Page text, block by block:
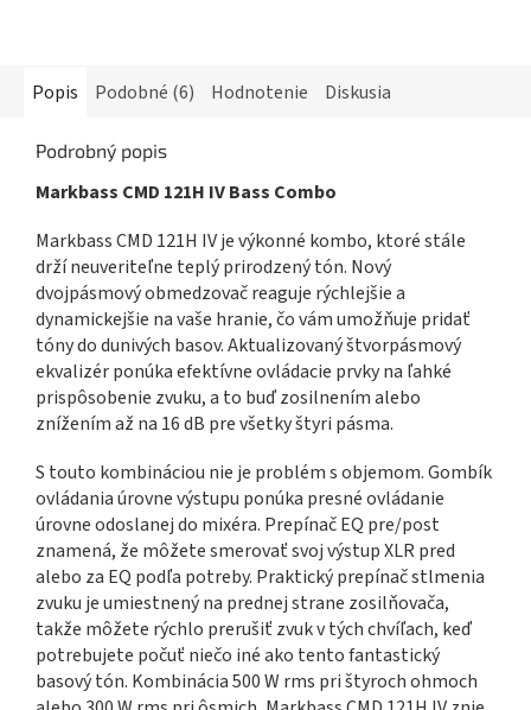
Popis Podobné (6) Hodnotenie Diskusia
Podrobný popis
Markbass CMD 121H IV Bass Combo
Markbass CMD 121H IV je výkonné kombo, ktoré stále
drží neuveriteľne teplý prirodzený tón. Nový
dvojpásmový obmedzovač reaguje rýchlejšie a
dynamickejšie na vaše hranie, čo vám umožňuje pridať
tóny do dunivých basov. Aktualizovaný štvorpásmový
ekvalizér ponúka efektívne ovládacie prvky na ľahké
prispôsobenie zvuku, a to buď zosilnením alebo
znížením až na 16 dB pre všetky štyri pásma.
S touto kombináciou nie je problém s objemom. Gombík
ovládania úrovne výstupu ponúka presné ovládanie
úrovne odoslanej do mixéra. Prepínač EQ pre/post
znamená, že môžete smerovať svoj výstup XLR pred
alebo za EQ podľa potreby. Praktický prepínač stlmenia
zvuku je umiestnený na prednej strane zosilňovača,
takže môžete rýchlo prerušiť zvuk v tých chvíľach, keď
potrebujete počuť niečo iné ako tento fantastický
basový tón. Kombinácia 500 W rms pri štyroch ohmoch